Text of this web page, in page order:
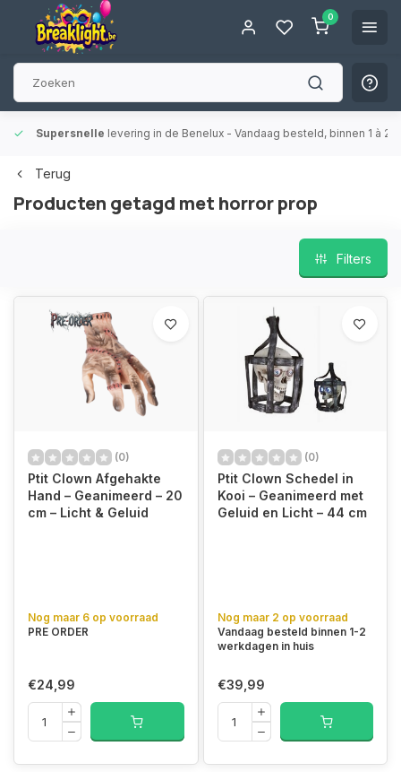
0
Supersnelle levering in de Benelux - Vandaag besteld, binnen 1 à 2
Terug
Producten getagd met horror prop
Filters
(0)
Ptit Clown Afgehakte
Hand – Geanimeerd – 20
cm – Licht & Geluid
Nog maar 6 op voorraad
PRE ORDER
€24,99
(0)
Ptit Clown Schedel in
Kooi – Geanimeerd met
Geluid en Licht – 44 cm
Nog maar 2 op voorraad
Vandaag besteld binnen 1-2
werkdagen in huis
€39,99